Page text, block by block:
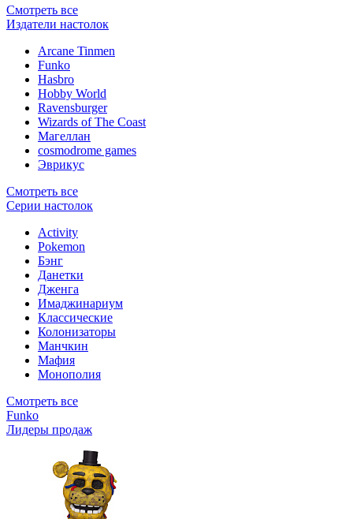
Смотреть все
Издатели настолок
Arcane Tinmen
Funko
Hasbro
Hobby World
Ravensburger
Wizards of The Coast
Магеллан
сosmodrome games
Эврикус
Смотреть все
Серии настолок
Activity
Pokemon
Бэнг
Данетки
Дженга
Имаджинариум
Классические
Колонизаторы
Манчкин
Мафия
Монополия
Смотреть все
Funko
Лидеры продаж